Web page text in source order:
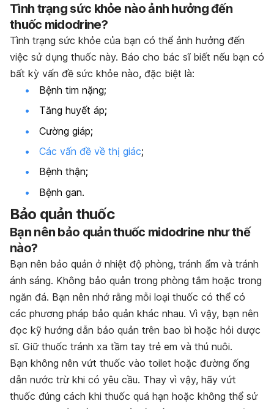
Tình trạng sức khỏe nào ảnh hưởng đến
thuốc midodrine?
Tình trạng sức khỏe của bạn có thể ảnh hưởng đến
việc sử dụng thuốc này. Báo cho bác sĩ biết nếu bạn có
bất kỳ vấn đề sức khỏe nào, đặc biệt là:
Bệnh tim nặng;
Tăng huyết áp;
Cường giáp;
Các vấn đề về thị giác;
Bệnh thận;
Bệnh gan.
Bảo quản thuốc
Bạn nên bảo quản thuốc midodrine như thế
nào?
Bạn nên bảo quản ở nhiệt độ phòng, tránh ẩm và tránh
ánh sáng. Không bảo quản trong phòng tắm hoặc trong
ngăn đá. Bạn nên nhớ rằng mỗi loại thuốc có thể có
các phương pháp bảo quản khác nhau. Vì vậy, bạn nên
đọc kỹ hướng dẫn bảo quản trên bao bì hoặc hỏi dược
sĩ. Giữ thuốc tránh xa tầm tay trẻ em và thú nuôi.
Bạn không nên vứt thuốc vào toilet hoặc đường ống
dẫn nước trừ khi có yêu cầu. Thay vì vậy, hãy vứt
thuốc đúng cách khi thuốc quá hạn hoặc không thể sử